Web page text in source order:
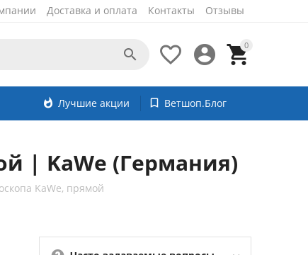
Доставка и оплата Контакты Отзывы
0




whatshot Лучшие акции bookmark_border Ветшоп.Блог
| KaWe (Германия)
KaWe, прямой